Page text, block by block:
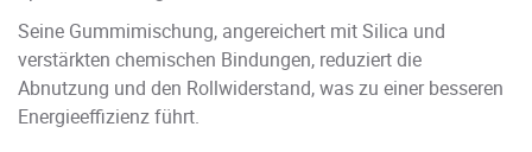
Seine Gummimischung, angereichert mit Silica und
verstärkten chemischen Bindungen, reduziert die
Abnutzung und den Rollwiderstand, was zu einer besseren
Energieeffizienz führt.